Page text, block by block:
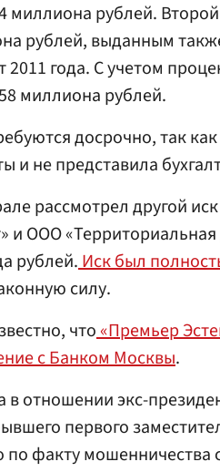
миллиона рублей.
рублей, выданным
2011 года. С учетом
миллиона рублей.
досрочно, так
и не представила
рассмотрел другой
и ООО
рублей.Иск был
силу.
что«Премьер
с Банком Москвы.
в отношении экс-
первого
факту мошенничества